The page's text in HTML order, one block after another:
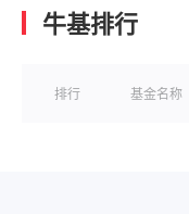
牛基排行
排行 基金名称